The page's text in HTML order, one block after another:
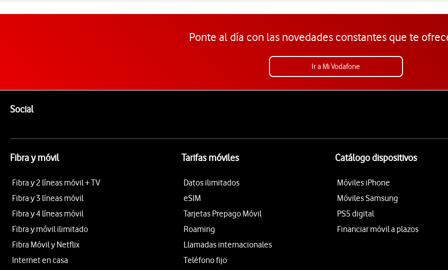
Ponte al día con las novedades constantes que te
Ir a Mi Vodafone
SocialEnlaces a las redes sociales de Vodafone
Fibra y móvil
Fibra y 2 líneas móvil + TV
Fibra y 3 líneas móvil
Fibra y 4 líneas móvil
Fibra y móvil ilimitado
Fibra Móvil y Netflix
Internet en casa
Tarifas móviles
Datos ilimitados
eSIM
Tarjetas Prepago Móvil
Roaming
Llamadas internacionales
Teléfono fijo
Catálogo dispositivos
Móviles iPhone
Móviles Samsung
PS5 digital
Financiar móvil a plazos